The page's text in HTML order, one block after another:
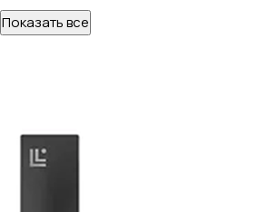
Показать все